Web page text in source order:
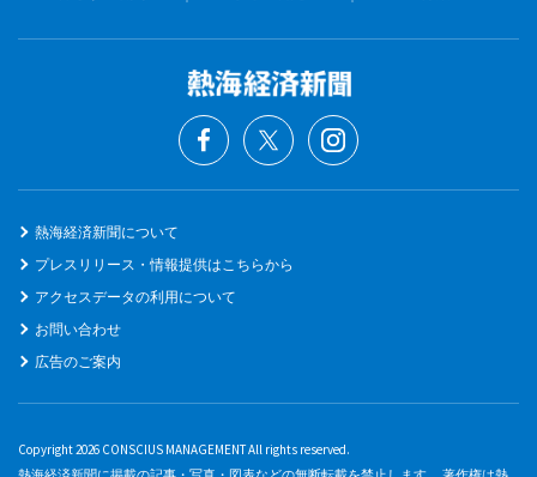
熱海経済新聞について
プレスリリース・情報提供はこちらから
アクセスデータの利用について
お問い合わせ
広告のご案内
Copyright 2026 CONSCIUS MANAGEMENT All rights reserved.